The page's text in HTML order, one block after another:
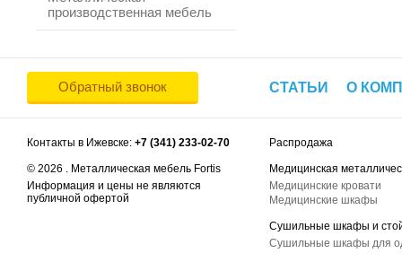
производственная мебель
Обратный звонок СТАТЬИ О
Контакты в Ижевске: +7 (341) 233-02-70
© 2026 . Металлическая мебель Fortis
Информация и цены не являются
публичной офертой
Распродажа
Медицинская
Медицинские кровати
Медицинские шкафы
Сушильные шкафы и
Сушильные шкафы для